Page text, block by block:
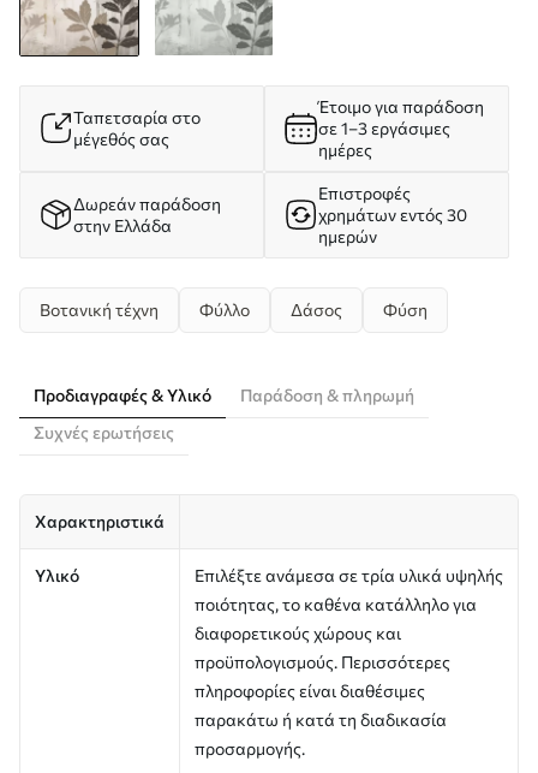
Ταπετσαρία στο
μέγεθός σας
Έτοιμο για παράδοση
σε 1–3 εργάσιμες
ημέρες
Δωρεάν παράδοση
στην Ελλάδα
Επιστροφές
χρημάτων εντός 30
ημερών
Βοτανική τέχνη Φύλλο Δάσος Φύση
Προδιαγραφές & Υλικό
Παράδοση & πληρωμή
Συχνές ερωτήσεις
Χαρακτηριστικά
Υλικό
Επιλέξτε ανάμεσα σε τρία υλικά υψηλής
ποιότητας, το καθένα κατάλληλο για
διαφορετικούς χώρους και
προϋπολογισμούς. Περισσότερες
πληροφορίες είναι διαθέσιμες
παρακάτω ή κατά τη διαδικασία
προσαρμογής.